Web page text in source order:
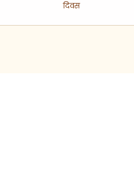
दिवस